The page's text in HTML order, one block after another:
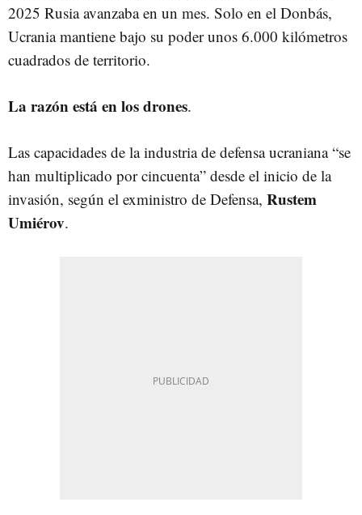
2025 Rusia avanzaba en un mes. Solo en el Donbás,
Ucrania mantiene bajo su poder unos 6.000 kilómetros
cuadrados de territorio.
La razón está en los drones.
Las capacidades de la industria de defensa ucraniana “se
han multiplicado por cincuenta” desde el inicio de la
invasión, según el exministro de Defensa, Rustem
Umiérov.